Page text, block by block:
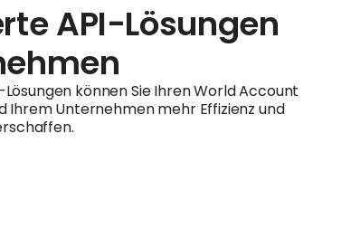
API-Lösungen
können Sie Ihren World Account
Unternehmen mehr Effizienz und